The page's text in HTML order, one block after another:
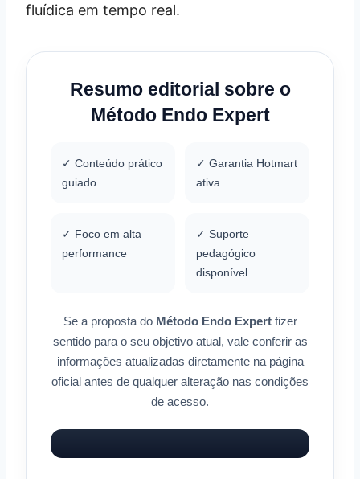
fluídica em tempo real.
Resumo editorial sobre o
Método Endo Expert
✓ Conteúdo prático
guiado
✓ Garantia Hotmart
ativa
✓ Foco em alta
performance
✓ Suporte
pedagógico
disponível
Se a proposta do Método Endo Expertfizer
sentido para o seu objetivo atual, vale conferir as
informações atualizadas diretamente na página
oficial antes de qualquer alteração nas condições
de acesso.